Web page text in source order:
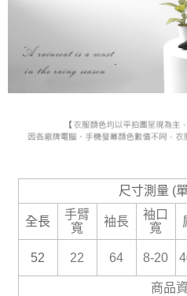
尺寸測量 (
全長
手臂
寬
袖長
袖口
寬
52 22 64 8-20
商品